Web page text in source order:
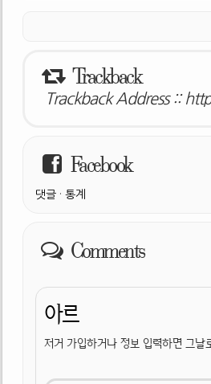
Trackback
Trackback Address ::
Facebook
댓글 · 통계
Comments
아르
저거 가입하거나 정보 입력하면 그